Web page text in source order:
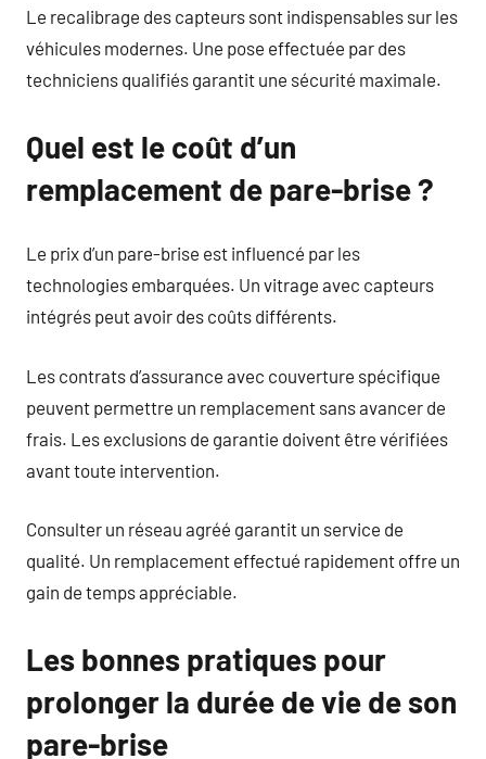
Le recalibrage des capteurs sont indispensables sur les
véhicules modernes. Une pose effectuée par des
techniciens qualifiés garantit une sécurité maximale.
Quel est le coût d’un
remplacement de pare-brise ?
Le prix d’un pare-brise est influencé par les
technologies embarquées. Un vitrage avec capteurs
intégrés peut avoir des coûts différents.
Les contrats d’assurance avec couverture spécifique
peuvent permettre un remplacement sans avancer de
frais. Les exclusions de garantie doivent être vérifiées
avant toute intervention.
Consulter un réseau agréé garantit un service de
qualité. Un remplacement effectué rapidement offre un
gain de temps appréciable.
Les bonnes pratiques pour
prolonger la durée de vie de son
pare-brise